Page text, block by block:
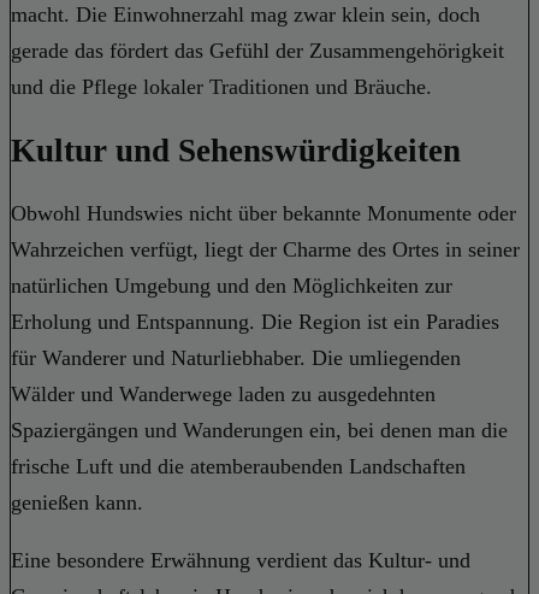
macht. Die Einwohnerzahl mag zwar klein sein, doch
gerade das fördert das Gefühl der Zusammengehörigkeit
und die Pflege lokaler Traditionen und Bräuche.
Kultur und Sehenswürdigkeiten
Obwohl Hundswies nicht über bekannte Monumente oder
Wahrzeichen verfügt, liegt der Charme des Ortes in seiner
natürlichen Umgebung und den Möglichkeiten zur
Erholung und Entspannung. Die Region ist ein Paradies
für Wanderer und Naturliebhaber. Die umliegenden
Wälder und Wanderwege laden zu ausgedehnten
Spaziergängen und Wanderungen ein, bei denen man die
frische Luft und die atemberaubenden Landschaften
genießen kann.
Eine besondere Erwähnung verdient das Kultur- und